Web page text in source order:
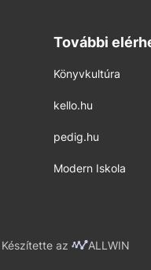
További
Könyvkultúra
kello.hu
pedig.hu
Modern Iskola
Készítette az ALLWIN